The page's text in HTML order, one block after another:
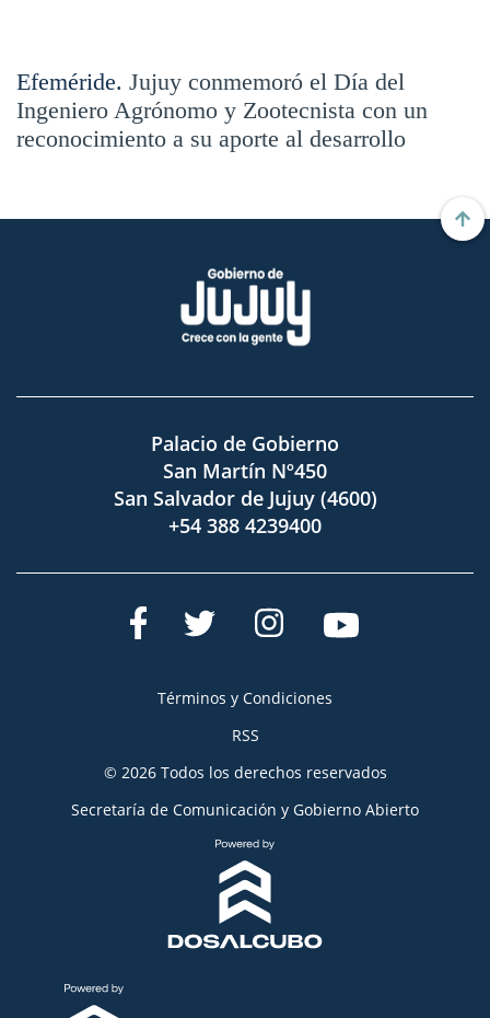
Efeméride. Jujuy conmemoró el Día del
Ingeniero Agrónomo y Zootecnista con un
reconocimiento a su aporte al desarrollo
Palacio de Gobierno
San Martín Nº450
San Salvador de Jujuy (4600)
+54 388 4239400
Términos y Condiciones
RSS
© 2026 Todos los derechos reservados
Secretaría de Comunicación y Gobierno Abierto